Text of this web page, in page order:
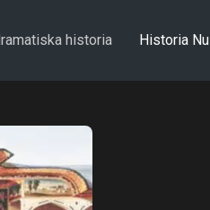
historia Historia Nu